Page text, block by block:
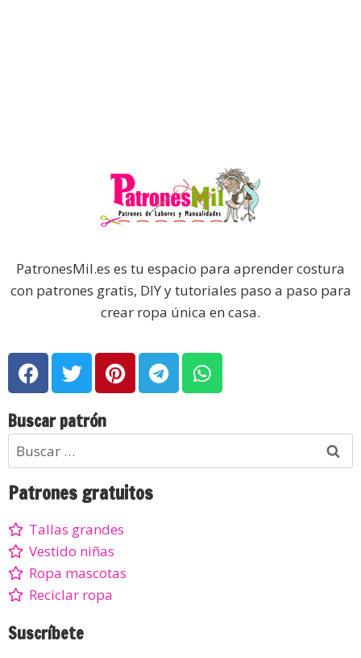
PatronesMil.es es tu espacio para aprender costura
con patrones gratis, DIY y tutoriales paso a paso para
crear ropa única en casa.
Buscar patrón
Patrones gratuitos
Tallas grandes
Vestido niñas
Ropa mascotas
Reciclar ropa
Suscríbete